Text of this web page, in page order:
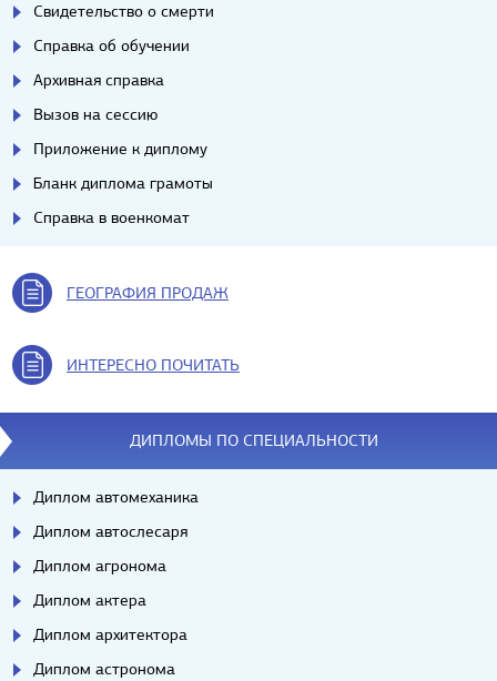
Свидетельство о смерти
Справка об обучении
Архивная справка
Вызов на сессию
Приложение к диплому
Бланк диплома грамоты
Справка в военкомат
ГЕОГРАФИЯ ПРОДАЖ
ИНТЕРЕСНО ПОЧИТАТЬ
ДИПЛОМЫ ПО СПЕЦИАЛЬНОСТИ
Диплом автомеханика
Диплом автослесаря
Диплом агронома
Диплом актера
Диплом архитектора
Диплом астронома